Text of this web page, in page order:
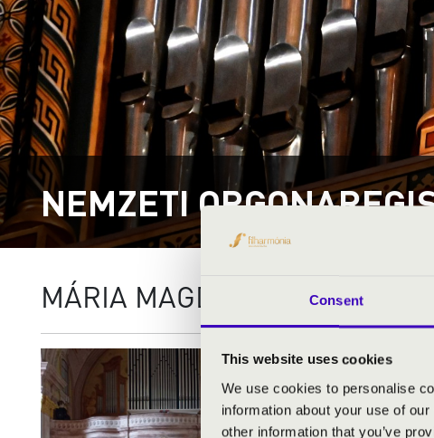
Consent
This website uses cookies
We use cookies to personalise
information about your use of
other information that you’ve
NEMZETI
MÁRIA MAGDOLNA
Város:
Irányítószám:
Utca, házszám: